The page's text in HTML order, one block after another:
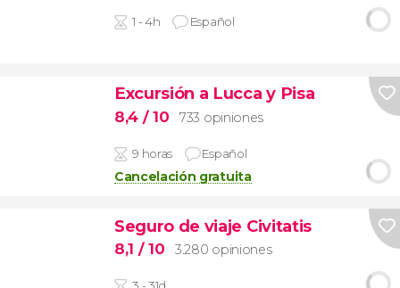
1 - 4h Español
Excursión a Lucca y Pisa
8,4 / 10 733 opiniones
9 horas Español
Cancelación gratuita
Seguro de viaje Civitatis
8,1 / 10 3.280 opiniones